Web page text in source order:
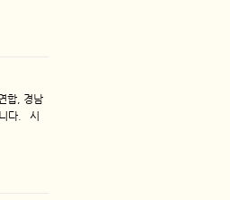
합, 경남
다. 시